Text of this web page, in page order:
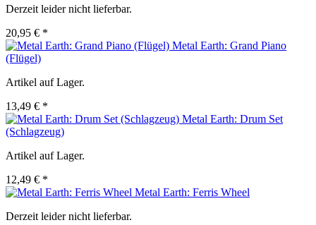
Derzeit leider nicht lieferbar.
20,95 € *
Metal Earth: Grand Piano
(Flügel)
Artikel auf Lager.
13,49 € *
Metal Earth: Drum Set
(Schlagzeug)
Artikel auf Lager.
12,49 € *
Metal Earth: Ferris Wheel
Derzeit leider nicht lieferbar.